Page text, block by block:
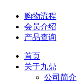
购物流程
会员介绍
产品查询
首页
关于九鼎
公司简介